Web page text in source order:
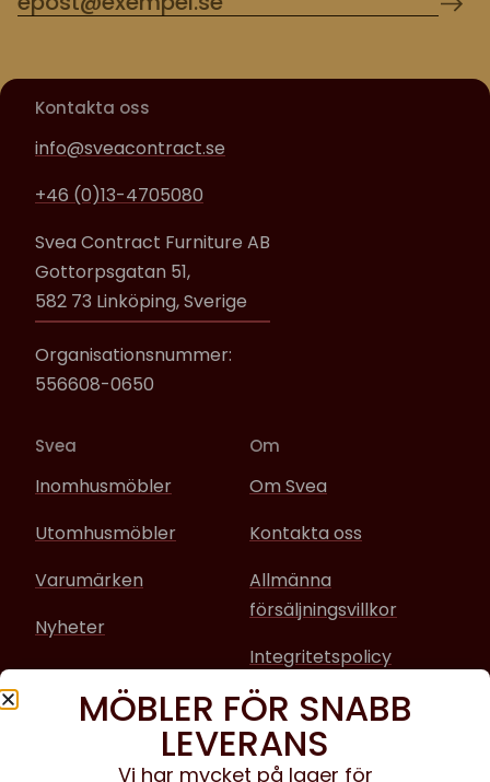
Kontakta oss
info@sveacontract.se
+46 (0)13-4705080
Svea Contract Furniture AB
Gottorpsgatan 51,
582 73 Linköping, Sverige
Organisationsnummer:
556608-0650
Svea
Inomhusmöbler
Utomhusmöbler
Varumärken
Nyheter
Om
Om Svea
Kontakta oss
Allmänna
försäljningsvillkor
Integritetspolicy
Sociala media
Facebook
MÖBLER FÖR SNABB
LEVERANS
Vi har mycket på lager för